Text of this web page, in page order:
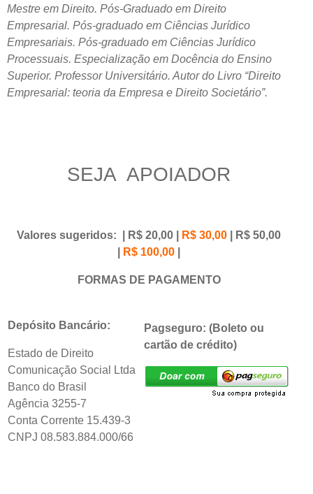
Mestre em Direito. Pós-Graduado em Direito
Empresarial. Pós-graduado em Ciências Jurídico
Empresariais. Pós-graduado em Ciências Jurídico
Processuais. Especialização em Docência do Ensino
Superior. Professor Universitário. Autor do Livro “Direito
Empresarial: teoria da Empresa e Direito Societário”.
SEJA APOIADOR
Valores sugeridos: | R$ 20,00 | R$ 30,00 | R$ 50,00
R$ 100,00
FORMAS DE PAGAMENTO
Depósito Bancário:
Estado de Direito
Comunicação Social Ltda
Banco do Brasil
Agência 3255-7
Conta Corrente 15.439-3
CNPJ 08.583.884.000/66
Pagseguro: (Boleto ou
cartão de crédito)